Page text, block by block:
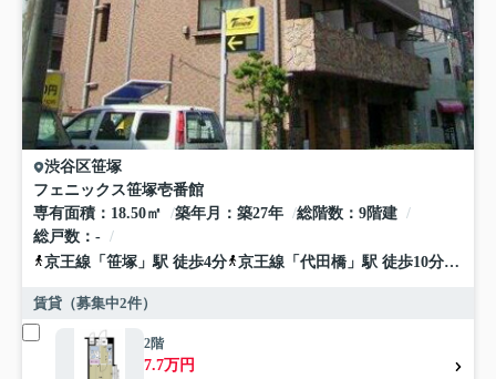
渋谷区笹塚
フェニックス笹塚壱番館
専有面積
18.50㎡ 築年月 築27年 総階数
9階建
総戸数
-
京王線 「 笹塚 」駅 徒歩4分 京王線 「 代田橋 」駅 徒歩10分 小田
賃貸（募集中2件）
2階
7.7万円